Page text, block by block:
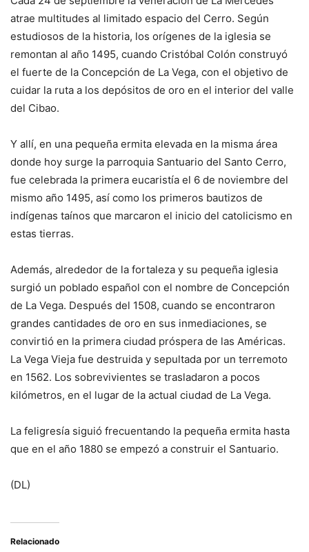
atrae multitudes al limitado espacio del Cerro. Según
estudiosos de la historia, los orígenes de la iglesia se
remontan al año 1495, cuando Cristóbal Colón construyó
el fuerte de la Concepción de La Vega, con el objetivo de
cuidar la ruta a los depósitos de oro en el interior del valle
del Cibao.
Y allí, en una pequeña ermita elevada en la misma área
donde hoy surge la parroquia Santuario del Santo Cerro,
fue celebrada la primera eucaristía el 6 de noviembre del
mismo año 1495, así como los primeros bautizos de
indígenas taínos que marcaron el inicio del catolicismo en
estas tierras.
Además, alrededor de la fortaleza y su pequeña iglesia
surgió un poblado español con el nombre de Concepción
de La Vega. Después del 1508, cuando se encontraron
grandes cantidades de oro en sus inmediaciones, se
convirtió en la primera ciudad próspera de las Américas.
La Vega Vieja fue destruida y sepultada por un terremoto
en 1562. Los sobrevivientes se trasladaron a pocos
kilómetros, en el lugar de la actual ciudad de La Vega.
La feligresía siguió frecuentando la pequeña ermita hasta
que en el año 1880 se empezó a construir el Santuario.
(DL)
Relacionado